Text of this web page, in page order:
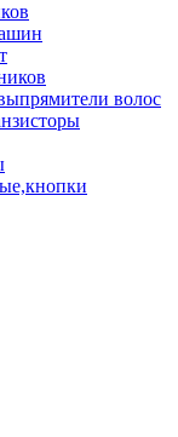
волос